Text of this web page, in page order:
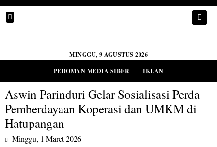
MINGGU, 9 AGUSTUS 2026
PEDOMAN MEDIA SIBER
IKLAN
Aswin Parinduri Gelar Sosialisasi Perda
Pemberdayaan Koperasi dan UMKM di
Hatupangan
Minggu, 1 Maret 2026